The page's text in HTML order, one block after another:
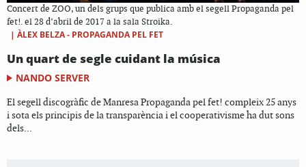
Concert de ZOO, un dels grups que publica amb el segell Propaganda pel
fet!. el 28 d’abril de 2017 a la sala Stroika.
| ÀLEX BELZA - PROPAGANDA PEL FET
Un quart de segle cuidant la música
NANDO SERVER
El segell discogràfic de Manresa Propaganda pel fet! compleix 25 anys
i sota els principis de la transparència i el cooperativisme ha dut sons
dels...